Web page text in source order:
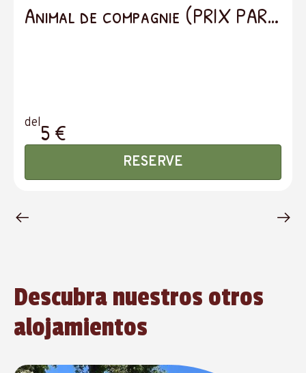
Animal de compagnie (PRIX PAR
del5 €
RESERVE
Descubra nuestros otros
alojamientos